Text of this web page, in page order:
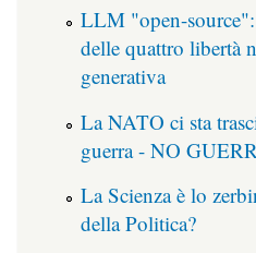
LLM "open-
delle quattro libertà
generativa
La NATO ci sta
guerra - NO
La Scienza è lo
della Politica?